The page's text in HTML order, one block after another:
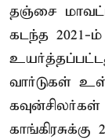
தஞ்சை
கடந்த 2021-
வார்டுகள்